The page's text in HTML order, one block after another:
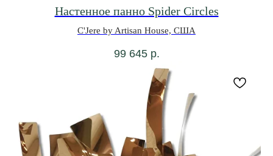
Настенное панно Spider Circles
C'Jere by Artisan House, США
99 645 р.